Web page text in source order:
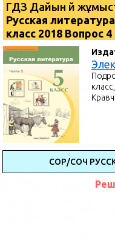
ГДЗ Дайын үй
Русская
класс 2018 Вопрос
СОР/СОЧ